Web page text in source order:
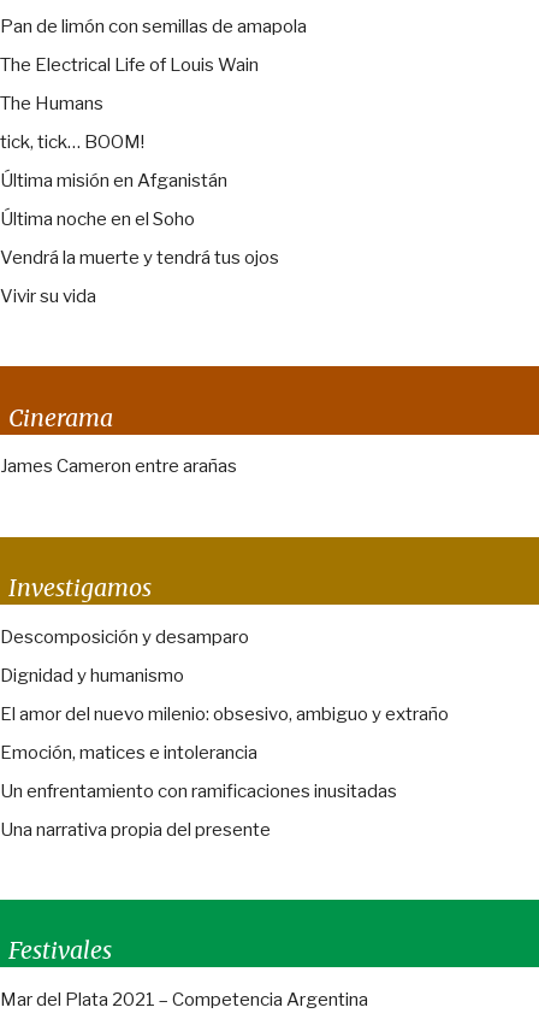
Pan de limón con semillas de amapola
The Electrical Life of Louis Wain
The Humans
tick, tick… BOOM!
Última misión en Afganistán
Última noche en el Soho
Vendrá la muerte y tendrá tus ojos
Vivir su vida
Cinerama
James Cameron entre arañas
Investigamos
Descomposición y desamparo
Dignidad y humanismo
El amor del nuevo milenio: obsesivo, ambiguo y extraño
Emoción, matices e intolerancia
Un enfrentamiento con ramificaciones inusitadas
Una narrativa propia del presente
Festivales
Mar del Plata 2021 – Competencia Argentina